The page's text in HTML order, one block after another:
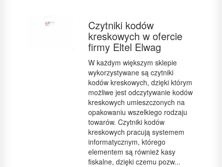
Czytniki kodów
kreskowych w ofercie
firmy Eltel Elwag
W każdym większym sklepie
wykorzystywane są czytniki
kodów kreskowych, dzięki którym
możliwe jest odczytywanie kodów
kreskowych umieszczonych na
opakowaniu wszelkiego rodzaju
towarów. Czytniki kodów
kreskowych pracują systemem
informatycznym, którego
elementem są również kasy
fiskalne, dzięki czemu pozw...